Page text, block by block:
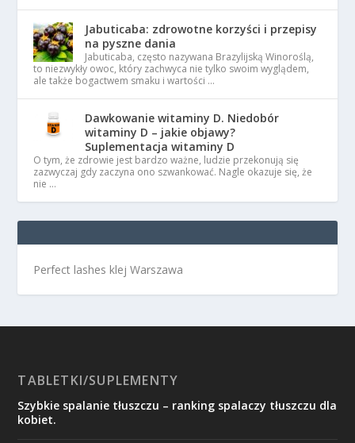
Jabuticaba: zdrowotne korzyści i przepisy
na pyszne dania
Jabuticaba, często nazywana Brazylijską Winoroślą,
to niezwykły owoc, który zachwyca nie tylko swoim wyglądem,
ale także bogactwem smaku i wartości …
Dawkowanie witaminy D. Niedobór
witaminy D – jakie objawy?
Suplementacja witaminy D
O tym, że zdrowie jest bardzo ważne, ludzie przekonują się
zazwyczaj gdy zaczyna ono szwankować. Nagle okazuje się, że
nie …
Perfect lashes klej Warszawa
TABLETKI/SUPLEMENTY
Szybkie spalanie tłuszczu – ranking spalaczy tłuszczu dla
kobiet.